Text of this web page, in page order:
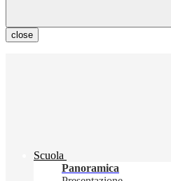
close
Scuola
Panoramica